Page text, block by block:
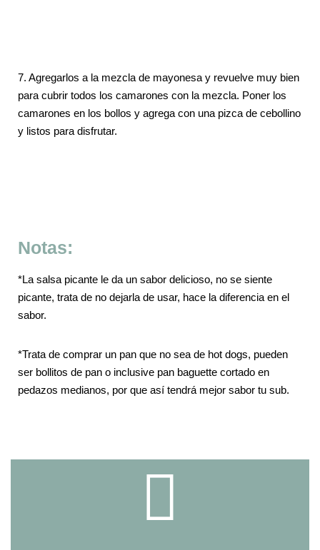
7. Agregarlos a la mezcla de mayonesa y revuelve muy bien
para cubrir todos los camarones con la mezcla. Poner los
camarones en los bollos y agrega con una pizca de cebollino
y listos para disfrutar.
Notas:
*La salsa picante le da un sabor delicioso, no se siente
picante, trata de no dejarla de usar, hace la diferencia en el
sabor.
*Trata de comprar un pan que no sea de hot dogs, pueden
ser bollitos de pan o inclusive pan baguette cortado en
pedazos medianos, por que así tendrá mejor sabor tu sub.